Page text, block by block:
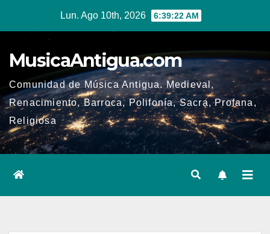
Lun. Ago 10th, 2026 6:39:22 AM
MusicaAntigua.com
Comunidad de Música Antigua. Medieval,
Renacimiento, Barroca, Polifonía, Sacra, Profana,
Religiosa